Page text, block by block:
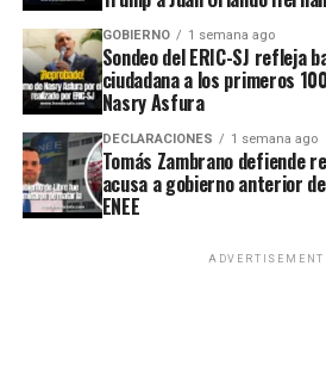
GOBIERNO 1 semana ago
Sondeo del ERIC-SJ refleja
ciudadana a los primeros
Nasry Asfura
DECLARACIONES 1 semana ago
Tomás Zambrano defiende
acusa a gobierno anterior
ENEE
ADVERTISEMENT